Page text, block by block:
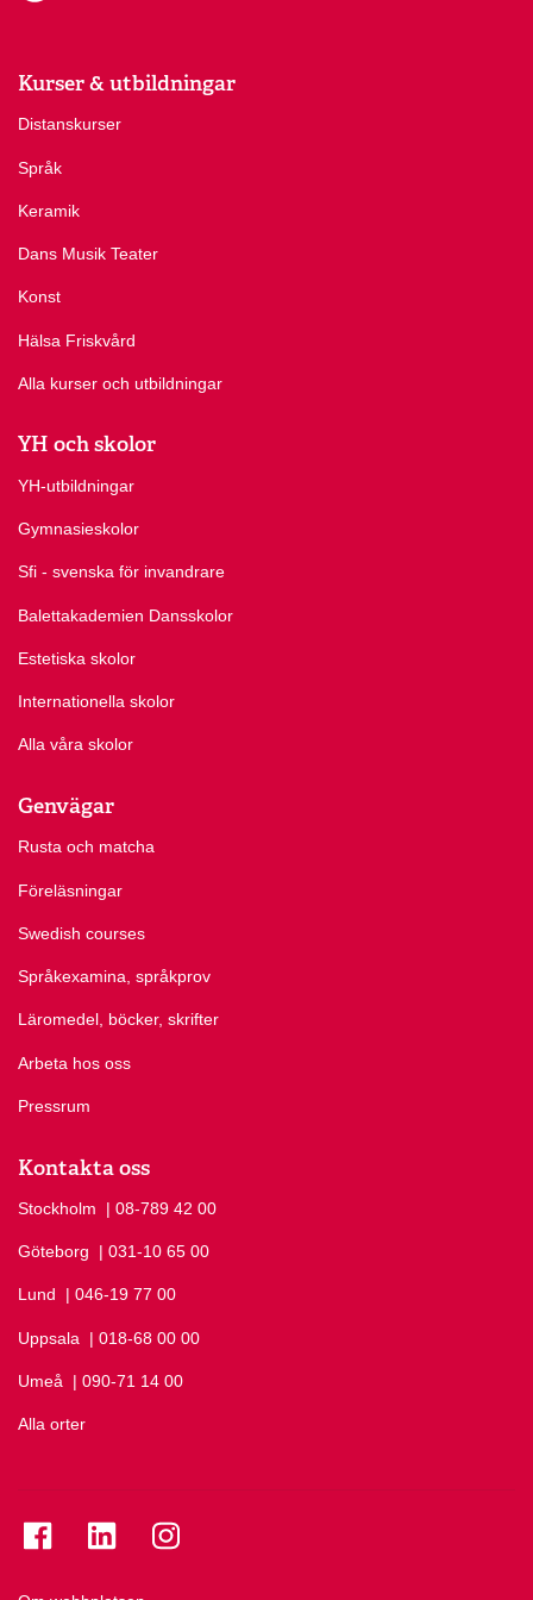
Kurser & utbildningar
Distanskurser
Språk
Keramik
Dans Musik Teater
Konst
Hälsa Friskvård
Alla kurser och utbildningar
YH och skolor
YH-utbildningar
Gymnasieskolor
Sfi - svenska för invandrare
Balettakademien Dansskolor
Estetiska skolor
Internationella skolor
Alla våra skolor
Genvägar
Rusta och matcha
Föreläsningar
Swedish courses
Språkexamina, språkprov
Läromedel, böcker, skrifter
Arbeta hos oss
Pressrum
Kontakta oss
Stockholm Ring Stockholm på
| 08-789 42 00
Göteborg Ring Göteborg på
| 031-10 65 00
Lund Ring Lund på
| 046-19 77 00
Uppsala Ring Uppsala på
| 018-68 00 00
Umeå Ring Umeå på
| 090-71 14 00
Alla orter
Se folkuniversitetet på Facebook
Se folkuniversitetet på LinkedIn